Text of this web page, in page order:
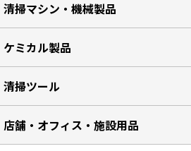
清掃マシン・機械製品
ケミカル製品
清掃ツール
店舗・オフィス・施設用品